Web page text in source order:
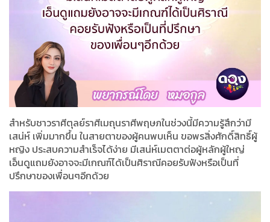
สำหรับชาวราศีตุลย์ราศีเมถุนราศีพฤษภในช่วงนี้มีความรู้สึกว่ามี
เสน่ห์ เพิ่มมากขึ้น ในสายตาของผู้คนพบเห็น ขอพรสิ่งศักดิ์สิทธิ์ผู้
หญิง ประสบความสำเร็จได้ง่าย มีเสน่ห์เมตตาต่อผู้หลักผู้ใหญ่
เอ็นดูแถมยังอาจจะมีเกณฑ์ได้เป็นศิราณีคอยรับฟังหรือเป็นที่
ปรึกษาของเพื่อนๆอีกด้วย